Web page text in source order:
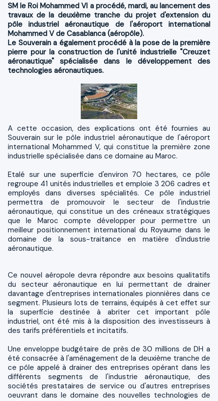
SM le Roi Mohammed VI a procédé, mardi, au lancement des
travaux de la deuxième tranche du projet d'extension du
pôle industriel aéronautique de l'aéroport international
Mohammed V de Casablanca (aéropôle).
Le Souverain a également procédé à la pose de la première
pierre pour la construction de l'unité industrielle "Creuzet
aéronautique" spécialisée dans le développement des
technologies aéronautiques.
A cette occasion, des explications ont été fournies au
Souverain sur le pôle industriel aéronautique de l'aéroport
international Mohammed V, qui constitue la première zone
industrielle spécialisée dans ce domaine au Maroc.
Etalé sur une superficie d'environ 70 hectares, ce pôle
regroupe 41 unités industrielles et emploie 3 206 cadres et
employés dans diverses spécialités. Ce pôle industriel
permettra de promouvoir le secteur de l'industrie
aéronautique, qui constitue un des créneaux stratégiques
que le Maroc compte développer pour permettre un
meilleur positionnement international du Royaume dans le
domaine de la sous-traitance en matière d'industrie
aéronautique.
Ce nouvel aéropole devra répondre aux besoins qualitatifs
du secteur aéronautique en lui permettant de drainer
davantage d'entreprises internationales pionnières dans ce
segment. Plusieurs lots de terrains, équipés à cet effet sur
la superficie destinée à abriter cet important pôle
industriel, ont été mis à la disposition des investisseurs à
des tarifs préférentiels et incitatifs.
Une enveloppe budgétaire de près de 30 millions de DH a
été consacrée à l'aménagement de la deuxième tranche de
ce pôle appelé à drainer des entreprises opérant dans les
différents segments de l'industrie aéronautique, des
sociétés prestataires de service ou d'autres entreprises
oeuvrant dans le domaine des nouvelles technologies de